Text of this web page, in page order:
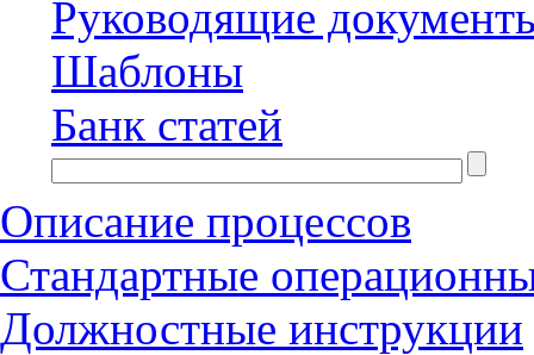
Руководящие
Шаблоны
Банк статей
Описание процессов
Стандартные
Должностные инструкции